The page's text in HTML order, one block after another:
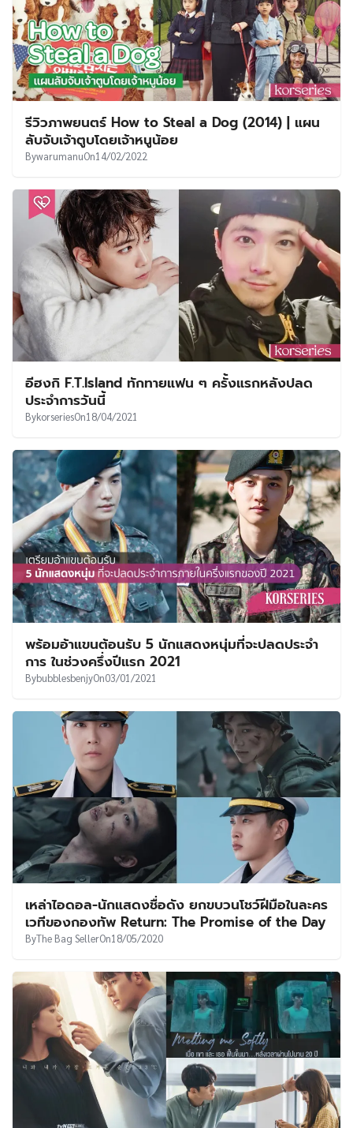
รีวิวภาพยนตร์ How to Steal a Dog (2014) | แผน
ลับจับเจ้าตูบโดยเจ้าหนูน้อย
BywarumanuOn14/02/2022
อีฮงกิ F.T.Island ทักทายแฟน ๆ ครั้งแรกหลังปลด
ประจำการวันนี้
BykorseriesOn18/04/2021
พร้อมอ้าแขนต้อนรับ 5 นักแสดงหนุ่มที่จะปลดประจำ
การ ในช่วงครึ่งปีแรก 2021
BybubblesbenjyOn03/01/2021
เหล่าไอดอล-นักแสดงชื่อดัง ยกขบวนโชว์ฝีมือในละคร
เวทีของกองทัพ Return: The Promise of the Day
ByThe Bag SellerOn18/05/2020